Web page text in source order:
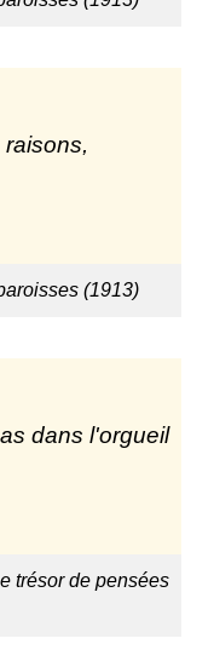
(1913)
dans l'orgueil
trésor de pensées